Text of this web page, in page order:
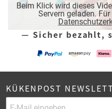
Beim Klick wird dieses
Servern geladen.
— Sicher bezahlt,
KÜKENPOST